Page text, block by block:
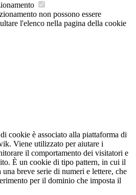
non possono essere
l'elenco nella pagina della cookie
cookie è associato alla piattaforma di
Viene utilizzato per aiutare i
il comportamento dei visitatori e
È un cookie di tipo pattern, in cui il
breve serie di numeri e lettere, che
per il dominio che imposta il